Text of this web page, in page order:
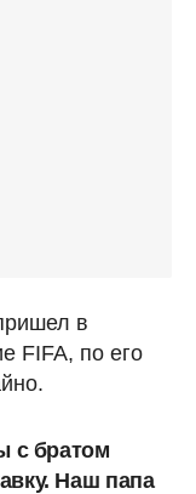
в
FIFA, по его
с братом
Наш папа